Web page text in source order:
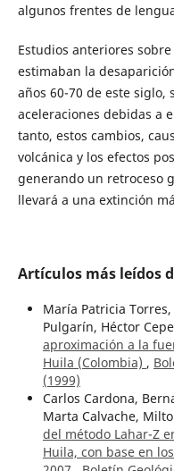
algunos frentes de
Estudios anteriores
estimaban la
años 60-70 de este
aceleraciones debidas a
tanto, estos cambios,
volcánica y los efectos
generando un retroceso
llevará a una extinción
Artículos más leídos
María Patricia
Pulgarín, Héctor
aproximación a la
Huila (Colombia) ,
(1999)
Carlos Cardona,
Marta Calvache,
del método Lahar-Z
Huila, con base en